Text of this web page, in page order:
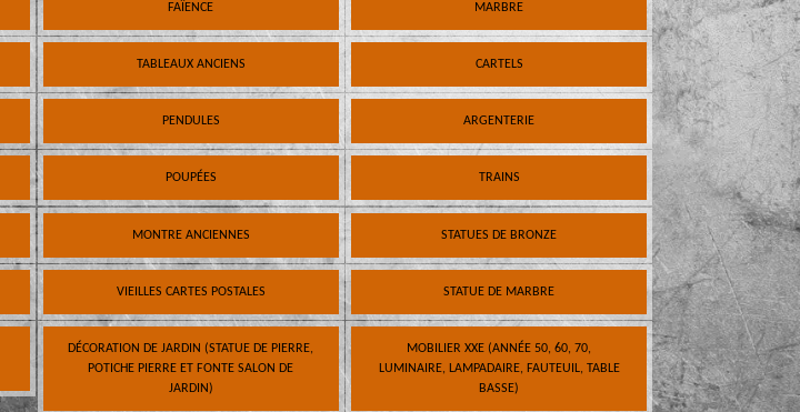
FAÏENCE MARBRE
TABLEAUX ANCIENS CARTELS
PENDULES ARGENTERIE
POUPÉES TRAINS
MONTRE ANCIENNES STATUES DE BRONZE
VIEILLES CARTES POSTALES STATUE DE MARBRE
DÉCORATION DE JARDIN (STATUE DE PIERRE,
POTICHE PIERRE ET FONTE SALON DE
JARDIN)
MOBILIER XXE (ANNÉE 50, 60, 70,
LUMINAIRE, LAMPADAIRE, FAUTEUIL, TABLE
BASSE)